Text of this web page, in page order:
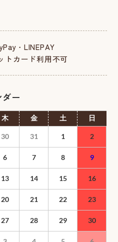
・LINEPAY
トカード利用不可
木 金 土 日
30 31 1 2
6 7 8 9
13 14 15 16
20 21 22 23
27 28 29 30